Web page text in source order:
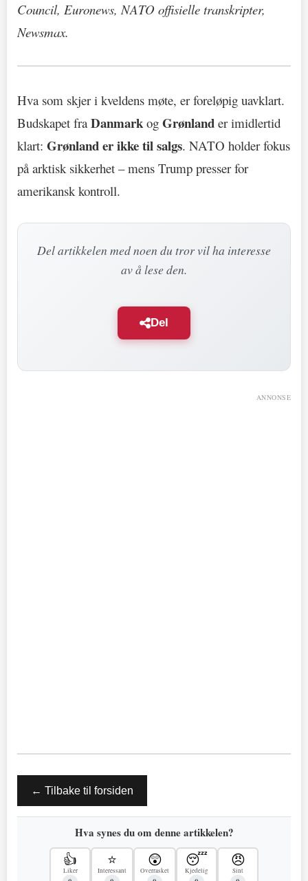
Council, Euronews, NATO offisielle transkripter,
Newsmax.
Hva som skjer i kveldens møte, er foreløpig uavklart.
Budskapet fraDanmarkog Grønland er imidlertid
klart: Grønland er ikke til salgs. NATO holder fokus
på arktisk sikkerhet – mens Trump presser for
amerikansk kontroll.
Del artikkelen med noen du tror vil ha interesse
av å lese den.
Del
ANNONSE
← Tilbake til forsiden
Hva synes du om denne artikkelen?
👍
Liker
⭐
Interessant
😲
Overrasket
😴
Kjedelig
😠
Sint